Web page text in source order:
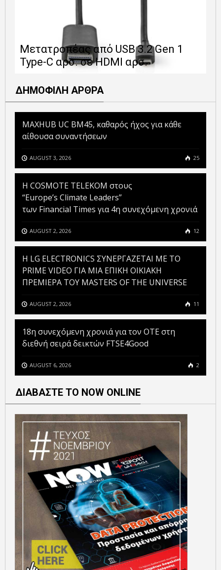
Μετατροπέας από USB 3.2 Gen 1
Type-C αρσ. σε HDMI αρσ.
ΔΗΜΟΦΙΛΗ ΑΡΘΡΑ
MAXHUB UC BM45, καθαρός ήχος για κάθε
αίθουσα συναντήσεων
AUGUST 3, 2026 25
Η COSMOTE TELEKOM στους
“Europe’s Climate Leaders”
των Financial Times για 4η συνεχόμενη χρονιά
AUGUST 2, 2026 12
H LG ELECTRONICS ΣΥΝΕΡΓΑΖΕΤΑΙ ΜΕ ΤΟ
PRIME VIDEO ΓΙΑ ΜΙΑ ΕΠΙΚΗ ΟΙΚΙΑΚΗ
ΠΡΕΜΙΕΡΑ ΤΟΥ MASTERS OF THE UNIVERSE
AUGUST 2, 2026 11
18η συνεχόμενη χρονιά για τον ΟΤΕ στη
διεθνή σειρά δεικτών FTSE4Good
AUGUST 6, 2026 2
ΔΙΑΒΑΣΤΕ ΤΟ NOW ONLINE